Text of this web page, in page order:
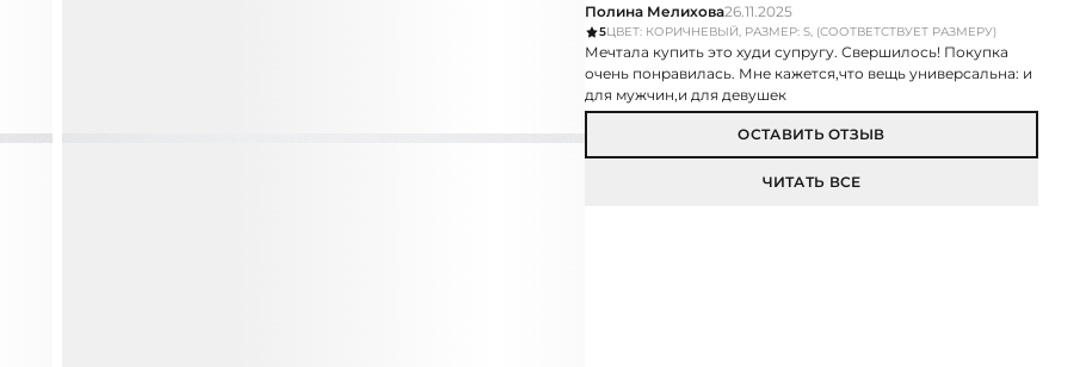
Полина Мелихова26.11.2025
5ЦВЕТ: КОРИЧНЕВЫЙ, РАЗМЕР: S, (СООТВЕТСТВУЕТ РАЗМЕРУ)
Мечтала купить это худи супругу. Свершилось! Покупка
очень понравилась. Мне кажется,что вещь универсальна: и
для мужчин,и для девушек
ОСТАВИТЬ ОТЗЫВ
ЧИТАТЬ ВСЕ